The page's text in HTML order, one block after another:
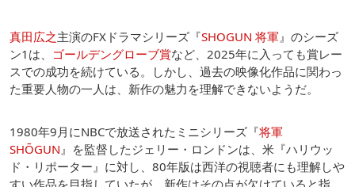
真田広之主演のFXドラマシリーズ『SHOGUN 将軍 』のシーズ
ン1は、 ゴールデングローブ賞など、2025年に入っても賞レー
スでの成功を続けている。しかし、過去の映像化作品に関わっ
た重要人物の一人は、新作の魅力を理解できないようだ。
1980年9月にNBCで放送されたミニシリーズ『将軍
SHŌGUN 』を監督したジェリー・ロンドンは、米『ハリウッ
ド・リポーター』に対し、80年版は西洋の視聴者にも理解しや
すい作品を目指していたが、新作はその点が欠けていると指